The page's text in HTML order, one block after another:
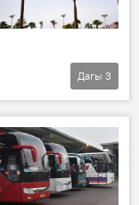
Дагы 3